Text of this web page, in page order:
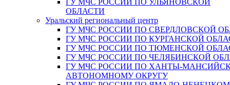
ГУ МЧС РОССИИ ПО УЛЬЯНОВСКОЙ
ОБЛАСТИ
Уральский региональный центр
ГУ МЧС РОССИИ ПО СВЕРДЛОВСКОЙ
ГУ МЧС РОССИИ ПО КУРГАНСКОЙ
ГУ МЧС РОССИИ ПО ТЮМЕНСКОЙ
ГУ МЧС РОССИИ ПО ЧЕЛЯБИНСКОЙ
ГУ МЧС РОССИИ ПО ХАНТЫ-
АВТОНОМНОМУ ОКРУГУ